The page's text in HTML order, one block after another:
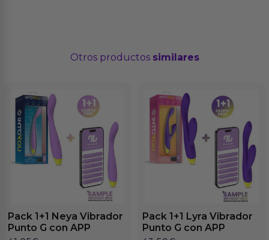
Otros productos similares
Pack 1+1 Neya Vibrador
Punto G con APP
Pack 1+1 Lyra Vibrador
Punto G con APP